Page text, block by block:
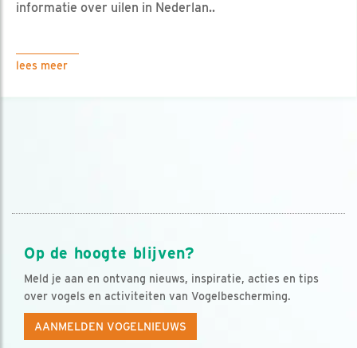
informatie over uilen in Nederlan..
lees meer
Op de hoogte blijven?
Meld je aan en ontvang nieuws, inspiratie, acties en tips
over vogels en activiteiten van Vogelbescherming.
AANMELDEN VOGELNIEUWS